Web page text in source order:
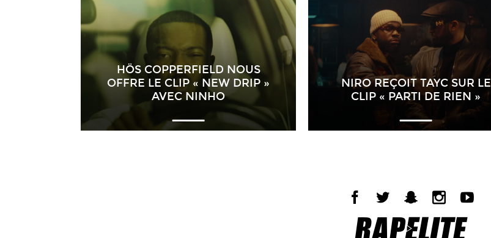
HÖS COPPERFIELD NOUS
OFFRE LE CLIP « NEW DRIP »
AVEC NINHO
NIRO REÇOIT TAYC SUR LE
CLIP « PARTI DE RIEN »